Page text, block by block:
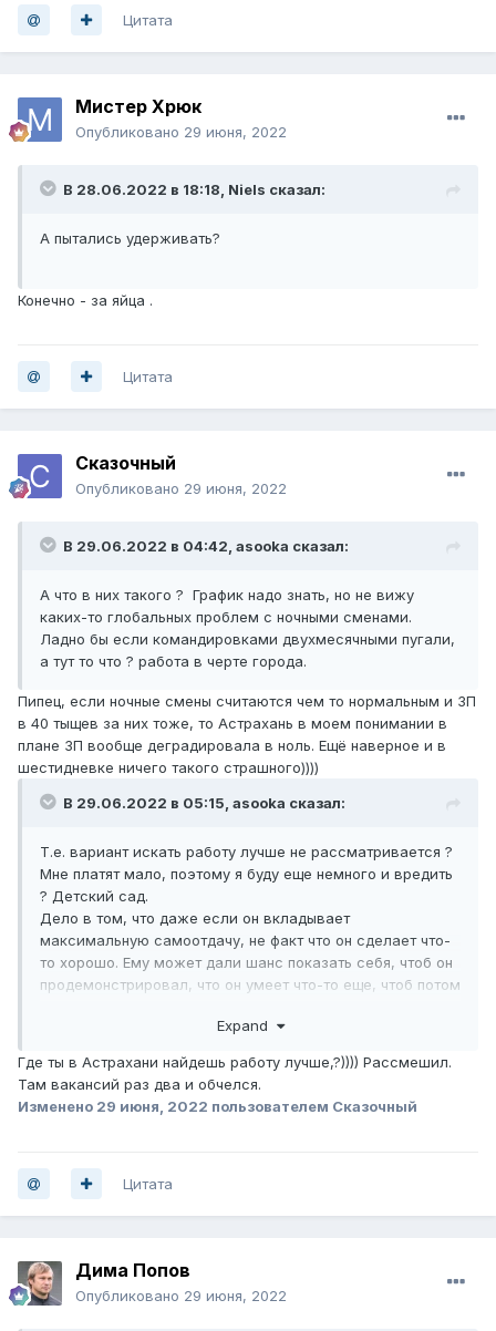
Цитата
Мистер Хрюк
Опубликовано 29 июня, 2022
В 28.06.2022 в 18:18, Niels сказал:
А пытались удерживать?
Конечно - за яйца .
Цитата
Сказочный
Опубликовано 29 июня, 2022
В 29.06.2022 в 04:42, asooka сказал:
А что в них такого ? График надо знать, но не вижу
каких-то глобальных проблем с ночными сменами.
Ладно бы если командировками двухмесячными пугали,
а тут то что ? работа в черте города.
Пипец, если ночные смены считаются чем то нормальным и ЗП
в 40 тыщев за них тоже, то Астрахань в моем понимании в
плане ЗП вообще деградировала в ноль. Ещё наверное и в
шестидневке ничего такого страшного))))
В 29.06.2022 в 05:15, asooka сказал:
Т.е. вариант искать работу лучше не рассматривается ?
Мне платят мало, поэтому я буду еще немного и вредить
? Детский сад.
Дело в том, что даже если он вкладывает
максимальную самоотдачу, не факт что он сделает что-
то хорошо. Ему может дали шанс показать себя, чтоб он
продемонстрировал, что он умеет что-то еще, чтоб потом
повышение ему ЗП. А у человека сразу в голове: "а оно
Expand
Где ты в Астрахани найдешь работу лучше,?)))) Рассмешил.
Там вакансий раз два и обчелся.
Изменено 29 июня, 2022 пользователем Сказочный
Цитата
Дима Попов
Опубликовано 29 июня, 2022